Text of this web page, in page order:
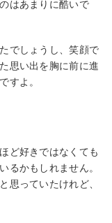
はあまりに酷いで
でしょうし、笑顔で
思い出を胸に前に進
すよ。
ど好きではなくても
るかもしれません。
思っていたけれど、